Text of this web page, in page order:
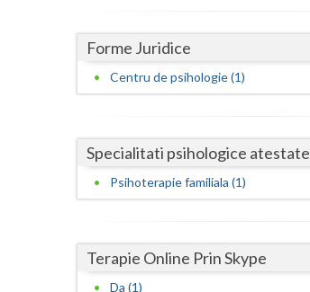
Mures
Neamt
Olt
Prahova
Satu-Mare
Forme Juridice
Centru de psihologie (1)
Specialitati psihologice atestate
Psihoterapie familiala (1)
Terapie Online Prin Skype
Da (1)